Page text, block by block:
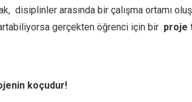
disiplinler arasında bir çalışma ortamı
gerçekten öğrenci için bir proje
koçudur!